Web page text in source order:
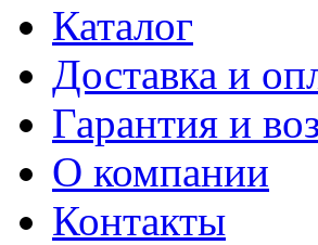
Каталог
Доставка и
Гарантия и
О компании
Контакты